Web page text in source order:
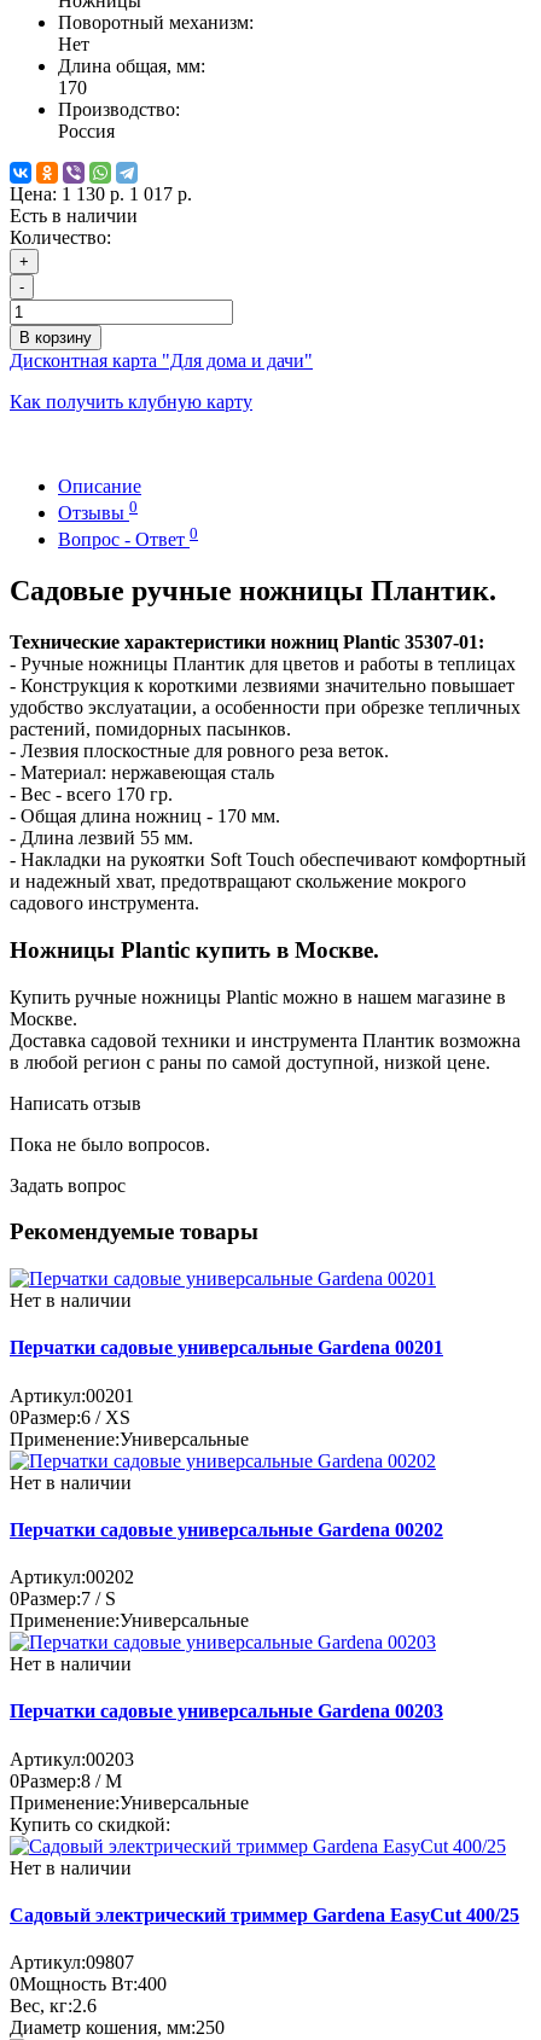
Поворотный механизм:
Нет
Длина общая, мм:
170
Производство:
Россия
Цена: 1 130 р. 1 017 р.
Есть в наличии
Количество:
+
-
В корзину
Дисконтная карта "Для дома и дачи"
Как получить клубную карту
Описание
Отзывы 0
Вопрос - Ответ 0
Садовые ручные ножницы Плантик.
Технические характеристики ножниц Plantic 35307-01:
- Ручные ножницы Плантик для цветов и работы в теплицах
- Конструкция к короткими лезвиями значительно повышает
удобство экслуатации, а особенности при обрезке тепличных
растений, помидорных пасынков.
- Лезвия плоскостные для ровного реза веток.
- Материал: нержавеющая сталь
- Вес - всего 170 гр.
- Общая длина ножниц - 170 мм.
- Длина лезвий 55 мм.
- Накладки на рукоятки Soft Touch обеспечивают комфортный
и надежный хват, предотвращают скольжение мокрого
садового инструмента.
Ножницы Plantic купить в Москве.
Купить ручные ножницы Plantic можно в нашем магазине в
Москве.
Доставка садовой техники и инструмента Плантик возможна
в любой регион с раны по самой доступной, низкой цене.
Написать отзыв
Пока не было вопросов.
Задать вопрос
Рекомендуемые товары
Нет в наличии
Перчатки садовые универсальные Gardena 00201
Артикул:00201
0Размер:6 / XS
Применение:Универсальные
Нет в наличии
Перчатки садовые универсальные Gardena 00202
Артикул:00202
0Размер:7 / S
Применение:Универсальные
Нет в наличии
Перчатки садовые универсальные Gardena 00203
Артикул:00203
0Размер:8 / M
Применение:Универсальные
Купить со скидкой:
Нет в наличии
Садовый электрический триммер Gardena EasyCut 400/25
Артикул:09807
0Мощность Вт:400
Вес, кг:2.6
Диаметр кошения, мм:250